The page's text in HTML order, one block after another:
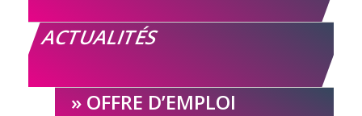
ACTUALITÉS
OFFRE D’EMPLOI